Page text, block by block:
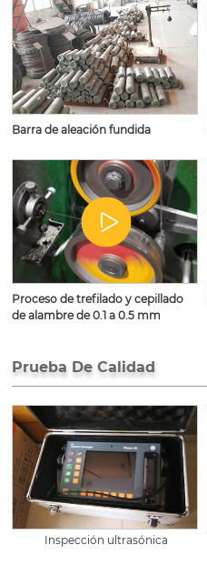
Barra de aleación fundida
Proceso de trefilado y cepillado
de alambre de 0.1 a 0.5 mm
Prueba De Calidad
Inspección ultrasónica